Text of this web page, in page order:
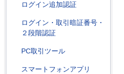
ログイン追加認証
ログイン・取引暗証番号・
２段階認証
PC取引ツール
スマートフォンアプリ